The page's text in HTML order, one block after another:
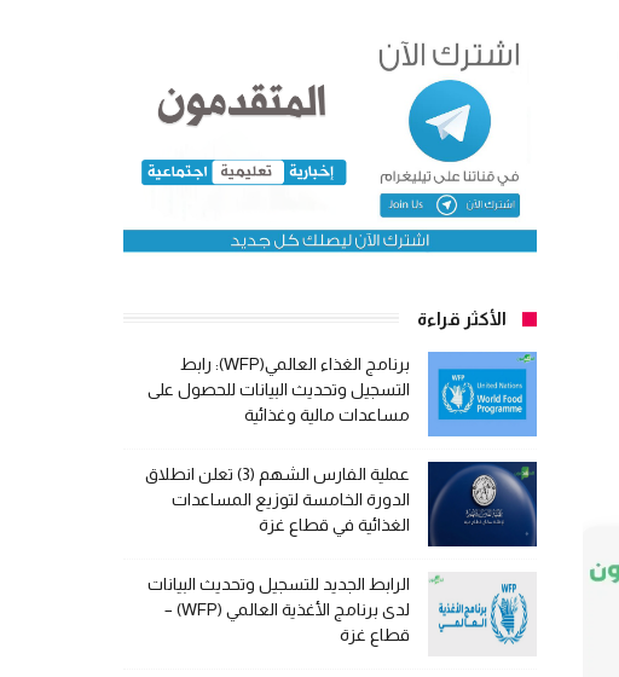
الأكثر قراءة
برنامج الغذاء العالمي(WFP): رابط
التسجيل وتحديث البيانات للحصول على
مساعدات مالية وغذائية
عملية الفارس الشهم (3) تعلن انطلاق
الدورة الخامسة لتوزيع المساعدات
الغذائية في قطاع غزة
الرابط الجديد للتسجيل وتحديث البيانات
لدى برنامج الأغذية العالمي (WFP) –
قطاع غزة